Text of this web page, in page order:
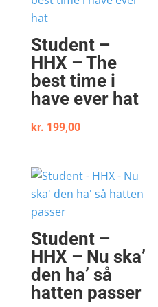
Student –
HHX – The
best time i
have ever hat
kr. 199,00
Student –
HHX – Nu ska’
den ha’ så
hatten passer